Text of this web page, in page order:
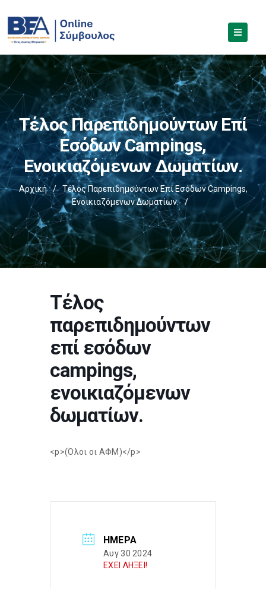
Τέλος Παρεπιδημούντων Επί
Εσόδων Campings,
Ενοικιαζόμενων Δωματίων.
Αρχική /
Τέλος Παρεπιδημούντων Επί Εσόδων Campings,
Ενοικιαζόμενων Δωματίων.
/
Τέλος
παρεπιδημούντων
επί εσόδων
campings,
ενοικιαζόμενων
δωματίων.
<p>(Όλοι οι ΑΦΜ)</p>
ΗΜΈΡΑ
Αυγ 30 2024
ΕΧΕΙ ΛΗΞΕΙ!